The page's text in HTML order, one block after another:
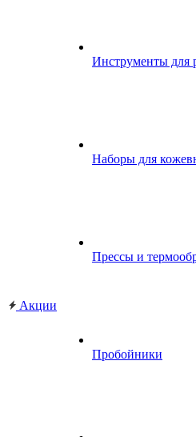
Акции
Инструменты для
Наборы для
Прессы и
Пробойники